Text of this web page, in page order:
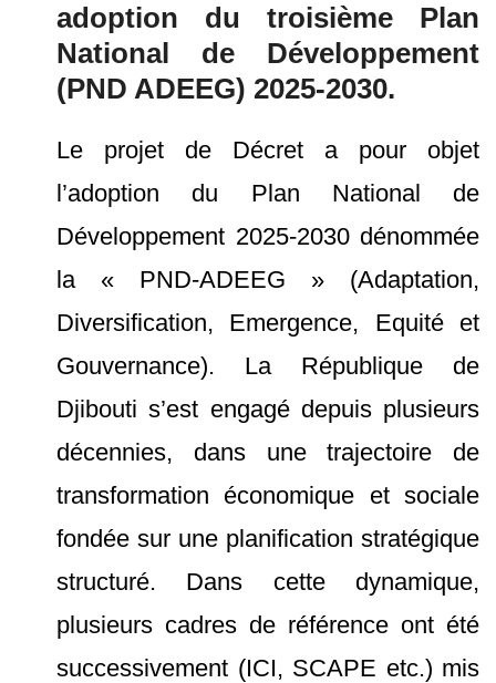
adoption du troisième Plan
National de Développement
(PND ADEEG) 2025-2030.
Le projet de Décret a pour objet
l’adoption du Plan National de
Développement 2025-2030 dénommée
la « PND-ADEEG » (Adaptation,
Diversification, Emergence, Equité et
Gouvernance). La République de
Djibouti s’est engagé depuis plusieurs
décennies, dans une trajectoire de
transformation économique et sociale
fondée sur une planification stratégique
structuré. Dans cette dynamique,
plusieurs cadres de référence ont été
successivement (ICI, SCAPE etc.) mis